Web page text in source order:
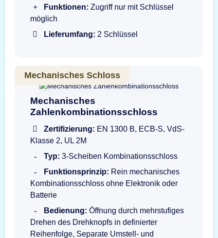
Funktionen: Zugriff nur mit Schlüssel
möglich
Lieferumfang: 2 Schlüssel
Mechanisches Schloss
Drehknopfgarnitur LG3390 1730 B
Mechanisches
Zahlenkombinationsschloss
Zertifizierung: EN 1300 B, ECB-S, VdS-
Klasse 2, UL 2M
Typ: 3-Scheiben Kombinationsschloss
Funktionsprinzip: Rein mechanisches
Kombinationsschloss ohne Elektronik oder
Batterie
Bedienung: Öffnung durch mehrstufiges
Drehen des Drehknopfs in definierter
Reihenfolge, Separate Umstell- und